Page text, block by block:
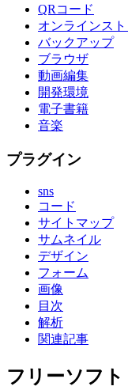
QRコード
オンラインス
バックアップ
ブラウザ
動画編集
開発環境
電子書籍
音楽
プラグイン
sns
コード
サイトマップ
サムネイル
デザイン
フォーム
画像
目次
解析
関連記事
フリーソフト